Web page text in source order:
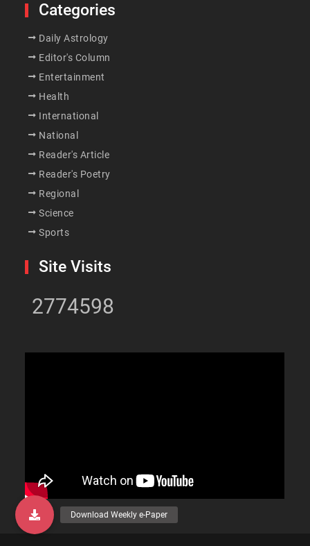
Categories
Daily Astrology
Editor's Column
Entertainment
Health
International
National
Reader's Article
Reader's Poetry
Regional
Science
Sports
Site Visits
2774598